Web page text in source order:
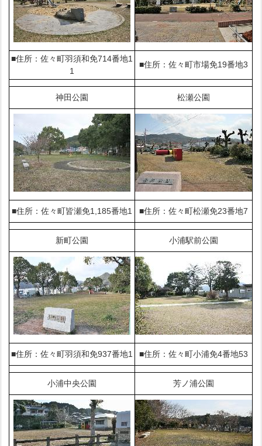
■住所：佐々町羽須和免714番地1
1
■住所：佐々町市場免19番地3
神田公園 松瀬公園
■住所：佐々町皆瀬免1,185番地1 ■住所：佐々町松瀬免23番地7
新町公園 小浦駅前公園
■住所：佐々町羽須和免937番地1 ■住所：佐々町小浦免4番地53
小浦中央公園 芳ノ浦公園